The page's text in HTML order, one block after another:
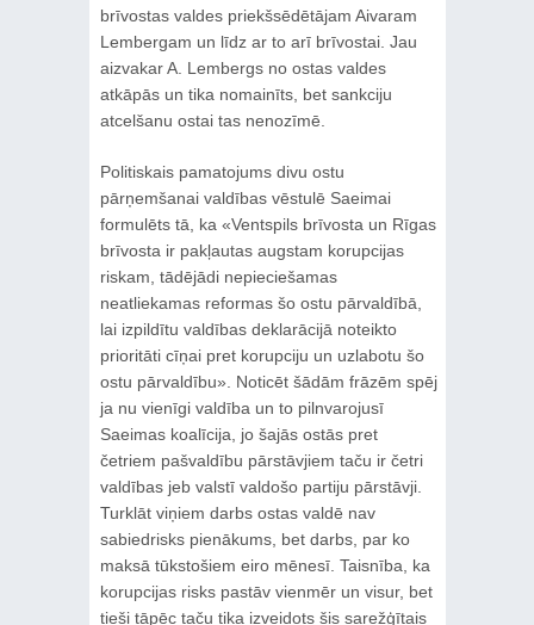
brīvostas valdes priekšsēdētājam Aivaram
Lembergam un līdz ar to arī brīvostai. Jau
aizvakar A. Lembergs no ostas valdes
atkāpās un tika nomainīts, bet sankciju
atcelšanu ostai tas nenozīmē.
Politiskais pamatojums divu ostu
pārņemšanai valdības vēstulē Saeimai
formulēts tā, ka «Ventspils brīvosta un Rīgas
brīvosta ir pakļautas augstam korupcijas
riskam, tādējādi nepieciešamas
neatliekamas reformas šo ostu pārvaldībā,
lai izpildītu valdības deklarācijā noteikto
prioritāti cīņai pret korupciju un uzlabotu šo
ostu pārvaldību». Noticēt šādām frāzēm spēj
ja nu vienīgi valdība un to pilnvarojusī
Saeimas koalīcija, jo šajās ostās pret
četriem pašvaldību pārstāvjiem taču ir četri
valdības jeb valstī valdošo partiju pārstāvji.
Turklāt viņiem darbs ostas valdē nav
sabiedrisks pienākums, bet darbs, par ko
maksā tūkstošiem eiro mēnesī. Taisnība, ka
korupcijas risks pastāv vienmēr un visur, bet
tieši tāpēc taču tika izveidots šis sarežģītais